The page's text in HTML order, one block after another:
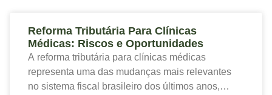
Reforma Tributária Para Clínicas
Médicas: Riscos e Oportunidades
A reforma tributária para clínicas médicas
representa uma das mudanças mais relevantes
no sistema fiscal brasileiro dos últimos anos,